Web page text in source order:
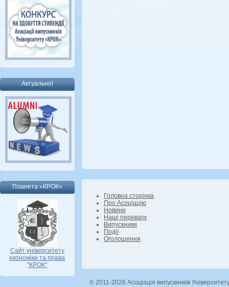
Актуально!
Планета «КРОК»
Сайт університету
економіки та права
"КРОК"
Головна сторінка
Про Асоціацію
Новини
Наші переваги
Випускники
Події
Оголошення
© 2011-2026 Асоціація випускників